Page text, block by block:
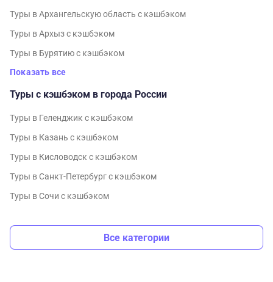
Туры в Архангельскую область с кэшбэком
Туры в Архыз с кэшбэком
Туры в Бурятию с кэшбэком
Показать все
Туры с кэшбэком в города России
Туры в Геленджик с кэшбэком
Туры в Казань с кэшбэком
Туры в Кисловодск с кэшбэком
Туры в Санкт-Петербург с кэшбэком
Туры в Сочи с кэшбэком
Все категории